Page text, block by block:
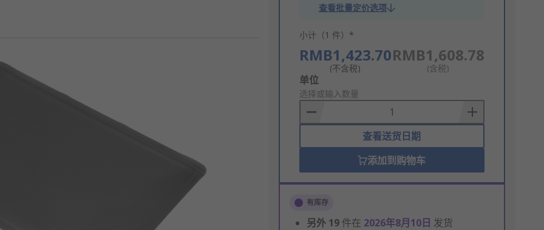
查看批量定价选项
小计（1 件）*
RMB1,423.70
(不含税)
RMB1,608.78
(含税)
Add
to
Basket
单位
选择或输入数量
查看送货日期
添加到购物车
有库存
另外 19 件在 2026年8月10日 发货